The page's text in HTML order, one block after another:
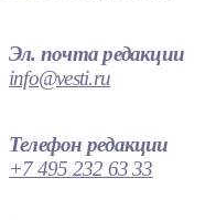
Эл. почта редакции
info@vesti.ru
Телефон редакции
+7 495 232 63 33